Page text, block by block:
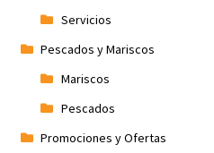
Servicios
Pescados y Mariscos
Mariscos
Pescados
Promociones y Ofertas